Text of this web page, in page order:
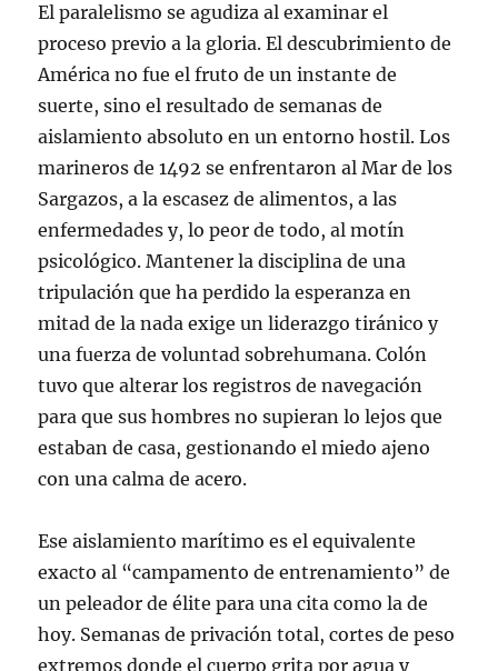
El paralelismo se agudiza al examinar el
proceso previo a la gloria. El descubrimiento de
América no fue el fruto de un instante de
suerte, sino el resultado de semanas de
aislamiento absoluto en un entorno hostil. Los
marineros de 1492 se enfrentaron al Mar de los
Sargazos, a la escasez de alimentos, a las
enfermedades y, lo peor de todo, al motín
psicológico. Mantener la disciplina de una
tripulación que ha perdido la esperanza en
mitad de la nada exige un liderazgo tiránico y
una fuerza de voluntad sobrehumana. Colón
tuvo que alterar los registros de navegación
para que sus hombres no supieran lo lejos que
estaban de casa, gestionando el miedo ajeno
con una calma de acero.
Ese aislamiento marítimo es el equivalente
exacto al “campamento de entrenamiento” de
un peleador de élite para una cita como la de
hoy. Semanas de privación total, cortes de peso
extremos donde el cuerpo grita por agua y